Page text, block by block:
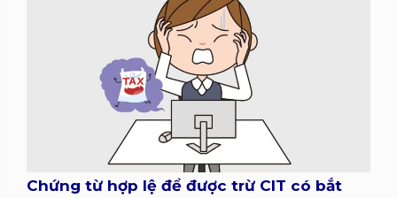
Chứng từ hợp lệ để được trừ CIT có bắt